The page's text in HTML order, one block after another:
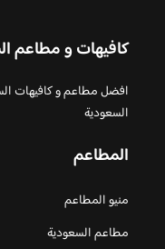
كافيهات و مطاعم
افضل مطاعم و كافيهات
السعودية
المطاعم
منيو المطاعم
مطاعم السعودية